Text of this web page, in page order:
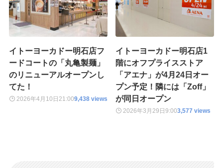
イトーヨーカドー明石店フ
ードコートの「丸亀製麺」
のリニューアルオープンし
てた！
2026年4月10日 21:009,438 views
イトーヨーカドー明石店1
階にオフプライスストア
「アエナ」が4月24日オー
プン予定！隣には「Zoff」
が同日オープン
2026年3月29日9:003,577 views